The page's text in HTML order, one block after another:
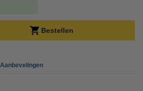
Bestellen
Aanbevelingen